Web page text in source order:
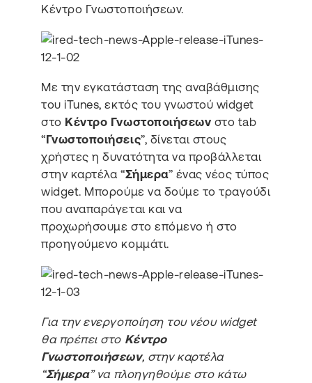
Κέντρο Γνωστοποιήσεων.
Με την εγκατάσταση της αναβάθμισης
του iTunes, εκτός του γνωστού widget
στο Κέντρο Γνωστοποιήσεων στο tab
“Γνωστοποιήσεις”, δίνεται στους
χρήστες η δυνατότητα να προβάλλεται
στην καρτέλα “Σήμερα” ένας νέος τύπος
widget. Μπορούμε να δούμε το τραγούδι
που αναπαράγεται και να
προχωρήσουμε στο επόμενο ή στο
προηγούμενο κομμάτι.
Για την ενεργοποίηση του νέου widget
θα πρέπει στο Κέντρο
Γνωστοποιήσεων, στην καρτέλα
“Σήμερα” να πλοηγηθούμε στο κάτω